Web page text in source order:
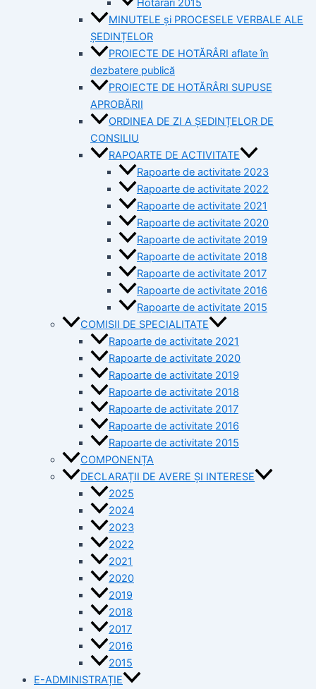
MINUTELE și PROCESELE VERBALE ALE
ȘEDINȚELOR
PROIECTE DE HOTĂRÂRI aflate în
dezbatere publică
PROIECTE DE HOTĂRÂRI SUPUSE
APROBĂRII
ORDINEA DE ZI A ȘEDINȚELOR DE
CONSILIU
RAPOARTE DE ACTIVITATE
Rapoarte de activitate 2023
Rapoarte de activitate 2022
Rapoarte de activitate 2021
Rapoarte de activitate 2020
Rapoarte de activitate 2019
Rapoarte de activitate 2018
Rapoarte de activitate 2017
Rapoarte de activitate 2016
Rapoarte de activitate 2015
COMISII DE SPECIALITATE
Rapoarte de activitate 2021
Rapoarte de activitate 2020
Rapoarte de activitate 2019
Rapoarte de activitate 2018
Rapoarte de activitate 2017
Rapoarte de activitate 2016
Rapoarte de activitate 2015
COMPONENȚA
DECLARAȚII DE AVERE ȘI INTERESE
2025
2024
2023
2022
2021
2020
2019
2018
2017
2016
2015
E-ADMINISTRAȚIE